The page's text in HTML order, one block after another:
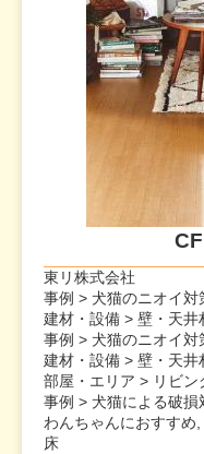
東リ株式会社
事例 > 犬猫のニオイ対
建材・設備 > 壁・天井
事例 > 犬猫のニオイ対
建材・設備 > 壁・天井
部屋・エリア > リビン
事例 > 犬猫による破損
わんちゃんにおすすめ
床